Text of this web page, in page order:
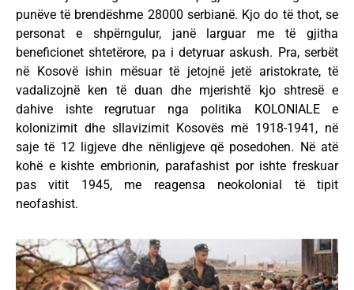
punëve të brendëshme 28000 serbianë. Kjo do të thot, se
personat e shpërngulur, janë larguar me të gjitha
beneficionet shtetërore, pa i detyruar askush. Pra, serbët
në Kosovë ishin mësuar të jetojnë jetë aristokrate, të
vadalizojnë ken të duan dhe mjerishtë kjo shtresë e
dahive ishte regrutuar nga politika KOLONIALE e
kolonizimit dhe sllavizimit Kosovës më 1918-1941, në
saje të 12 ligjeve dhe nënligjeve që posedohen. Në atë
kohë e kishte embrionin, parafashist por ishte freskuar
pas vitit 1945, me reagensa neokolonial të tipit
neofashist.